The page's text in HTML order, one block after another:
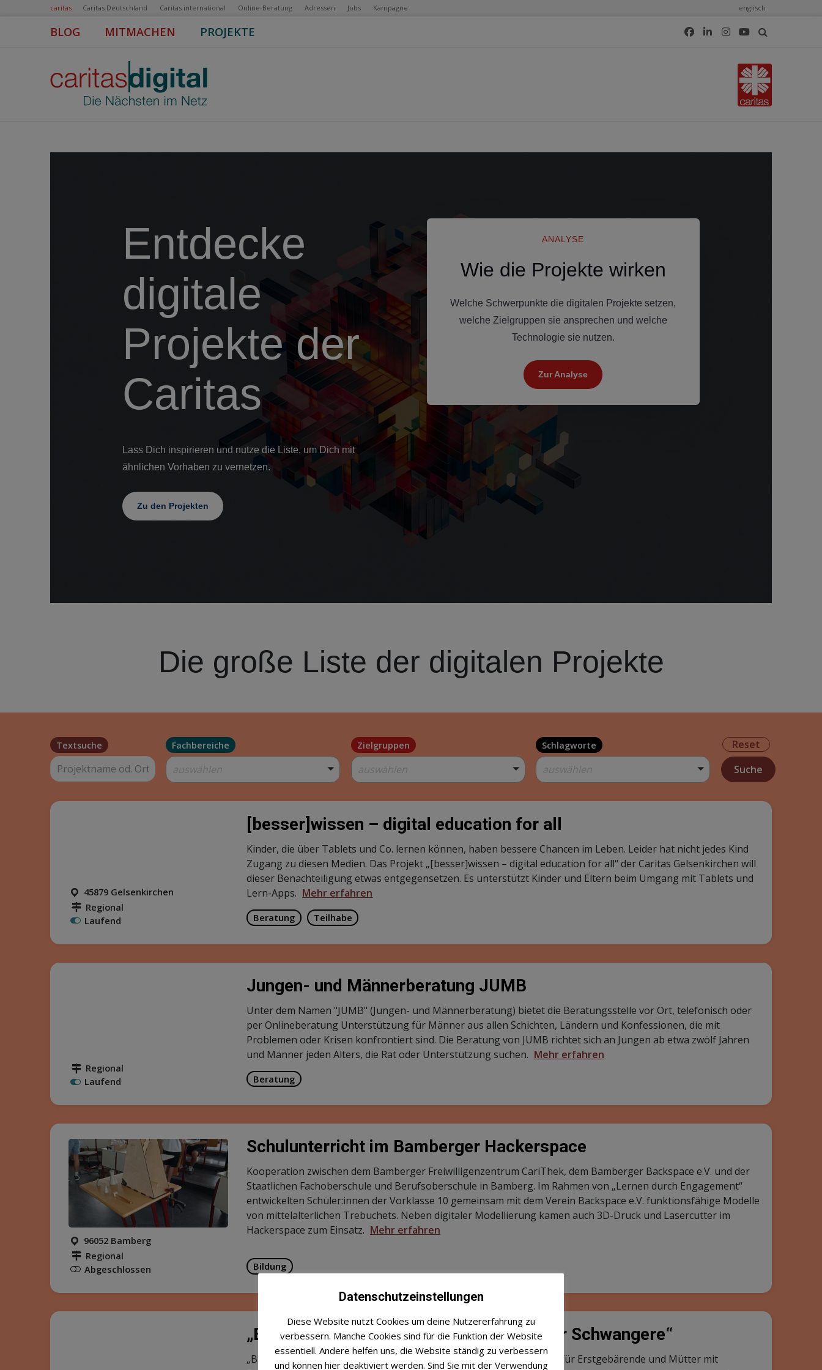
caritas Caritas Deutschland Caritas international Online-Beratung Adressen Jobs Kampagne englisch
BLOG MITMACHEN PROJEKTE
Entdecke
digitale
Projekte der
Caritas
Lass Dich inspirieren und nutze die Liste, um Dich mit
ähnlichen Vorhaben zu vernetzen.
Zu den Projekten
ANALYSE
Wie die Projekte wirken
Welche Schwerpunkte die digitalen Projekte setzen,
welche Zielgruppen sie ansprechen und welche
Technologie sie nutzen.
Zur Analyse
Die große Liste der digitalen Projekte
Textsuche Fachbereiche
auswählen
Zielgruppen
auswählen
Schlagworte
auswählen
Reset
45879 Gelsenkirchen
Regional
Laufend
[besser]wissen – digital education for all
Kinder, die über Tablets und Co. lernen können, haben bessere Chancen im Leben. Leider hat nicht jedes Kind
Zugang zu diesen Medien. Das Projekt „[besser]wissen – digital education for all“ der Caritas Gelsenkirchen will
dieser Benachteiligung etwas entgegensetzen. Es unterstützt Kinder und Eltern beim Umgang mit Tablets und
Lern-Apps. Mehr erfahren
Beratung Teilhabe
Regional
Laufend
Jungen- und Männerberatung JUMB
Unter dem Namen "JUMB" (Jungen- und Männerberatung) bietet die Beratungsstelle vor Ort, telefonisch oder
per Onlineberatung Unterstützung für Männer aus allen Schichten, Ländern und Konfessionen, die mit
Problemen oder Krisen konfrontiert sind. Die Beratung von JUMB richtet sich an Jungen ab etwa zwölf Jahren
und Männer jeden Alters, die Rat oder Unterstützung suchen. Mehr erfahren
Beratung
96052 Bamberg
Regional
Abgeschlossen
Schulunterricht im Bamberger Hackerspace
Kooperation zwischen dem Bamberger Freiwilligenzentrum CariThek, dem Bamberger Backspace e.V. und der
Staatlichen Fachoberschule und Berufsoberschule in Bamberg. Im Rahmen von „Lernen durch Engagement“
entwickelten Schüler:innen der Vorklasse 10 gemeinsam mit dem Verein Backspace e.V. funktionsfähige Modelle
von mittelalterlichen Trebuchets. Neben digitaler Modellierung kamen auch 3D-Druck und Lasercutter im
Hackerspace zum Einsatz. Mehr erfahren
Bildung
„Babytalk – Digitale Austauschgruppe für Schwangere“
„Babytalk“ ist ein digitales Gruppenangebot für Schwangere – offen für Erstgebärende und Mütter mit
Datenschutzeinstellungen
Diese Website nutzt Cookies um deine Nutzererfahrung zu
verbessern. Manche Cookies sind für die Funktion der Website
essentiell. Andere helfen uns, die Website ständig zu verbessern
und können hier deaktiviert werden. Sind Sie mit der Verwendung